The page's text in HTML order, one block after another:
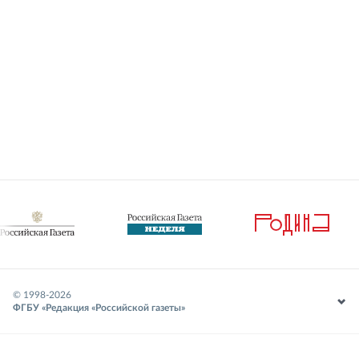
© 1998-2026
ФГБУ «Редакция «Российской газеты»